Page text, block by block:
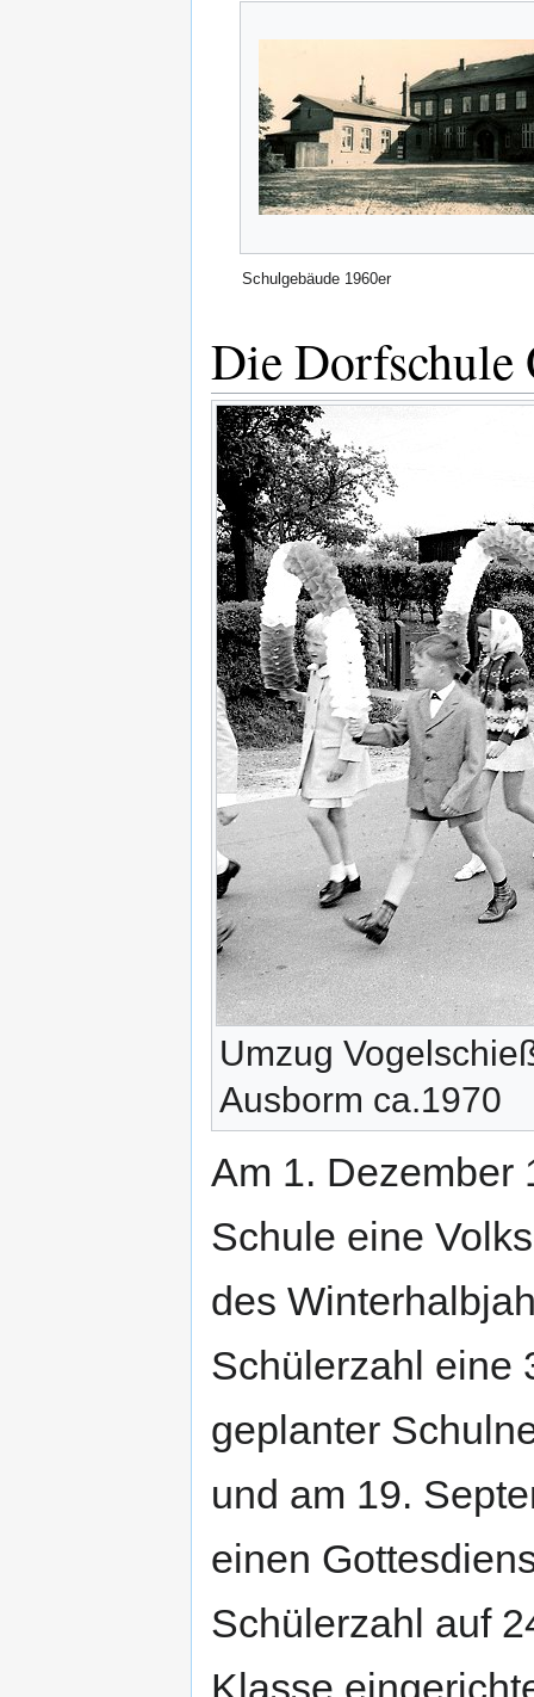
Schulgebäude 1960er
Die Dorfschule
Umzug
Ausborm ca.1970
Am 1. Dezember
Schule eine
des
Schülerzahl eine
geplanter
und am 19.
einen
Schülerzahl auf